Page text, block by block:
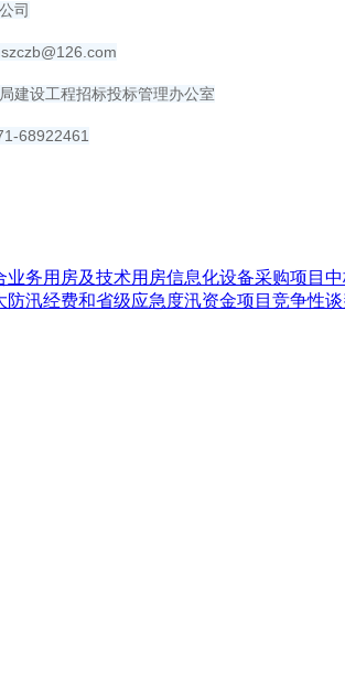
司
建设工程招标投标管理办公室
68922461
业务用房及技术用房信息化设备采购项目
防汛经费和省级应急度汛资金项目竞争性